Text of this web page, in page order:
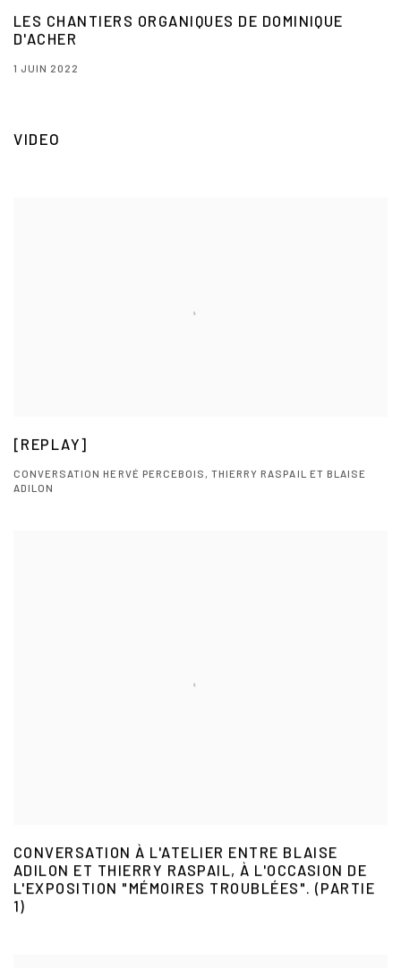
LES CHANTIERS ORGANIQUES DE DOMINIQUE
D'ACHER
1 JUIN 2022
VIDEO
[REPLAY]
CONVERSATION HERVÉ PERCEBOIS, THIERRY RASPAIL ET BLAISE
ADILON
CONVERSATION À L'ATELIER ENTRE BLAISE
ADILON ET THIERRY RASPAIL, À L'OCCASION DE
L'EXPOSITION "MÉMOIRES TROUBLÉES". (PARTIE
1)